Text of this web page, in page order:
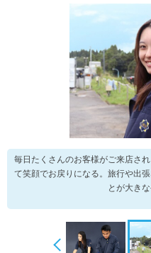
毎日たくさんのお客様がご来店さ
て笑顔でお戻りになる。旅行や出
とが大き